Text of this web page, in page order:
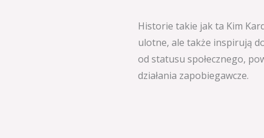
Historie takie jak ta Kim
ulotne, ale także inspirują
od statusu społecznego,
działania zapobiegawcze.